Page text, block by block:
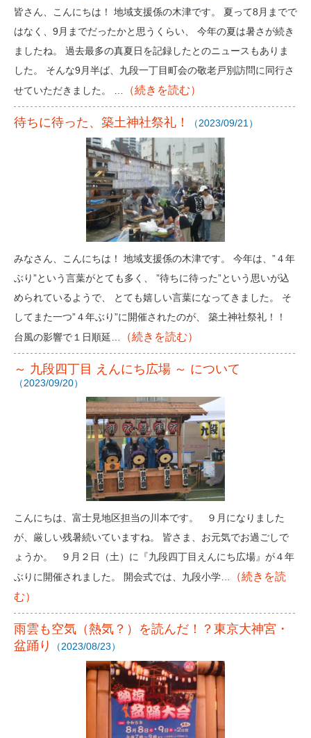
皆さん、こんにちは！ 地域支援係の木津です。 夏って8月までで
はなく、9月までだったかと思うくらい、 今年の夏は暑さが続き
ましたね。 過去最多の真夏日を記録したとのニュースもありま
した。 そんな9月半ば、九段一丁目町会の敬老戸別訪問に同行さ
せていただきました。 …
（続きを読む）
待ちに待った、築土神社祭礼！ （2023/09/21）
みなさん、こんにちは！ 地域支援係の木津です。 今年は、”４年
ぶり”という言葉がとても多く、 ”待ちに待った”という思いが込
められているようで、 とても嬉しい言葉になってきました。 そ
してまた一つ”４年ぶり”に開催されたのが、 築土神社祭礼！！
台風の影響で１日順延…
（続きを読む）
～ 九段四丁目 えんにち広場 ～ について
（2023/09/20）
こんにちは、富士見地区担当の川本です。 ９月になりました
が、厳しい残暑続いていますね。 皆さま、お元気でお過ごしで
ょうか。 ９月２日（土）に『九段四丁目えんにち広場』が４年
ぶりに開催されました。 開会式では、九段小学…
（続きを読
む）
雨雲も空気（熱気？）を読んだ！？東京大神宮・
盆踊り
（2023/08/23）